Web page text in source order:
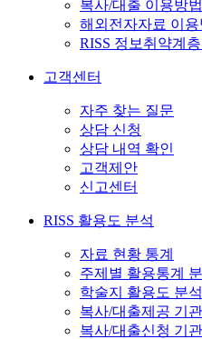
복사/대출 이용방법
해외전자자료 이용
RISS 정보취약계
고객센터
자주 찾는 질문
상담 신청
상담 내역 확인
고객제안
신고센터
RISS 활용도 분석
자료 현황 통계
주제별 활용통계
학술지 활용도 분석
복사/대출제공 기
복사/대출신청 기